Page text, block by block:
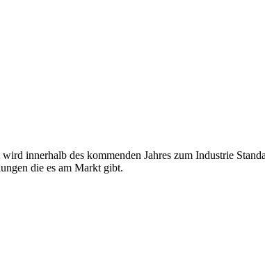
innerhalb des kommenden Jahres zum Industrie
die es am Markt gibt.